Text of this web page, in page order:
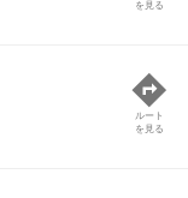
を見る
ルート
を見る